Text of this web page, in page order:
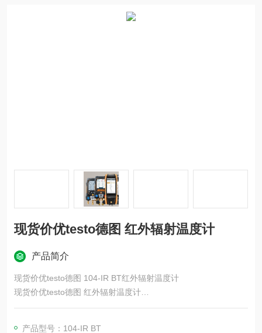
现货价优testo德图 红外辐射温度计
产品简介
现货价优testo德图 104-IR BT红外辐射温度计
现货价优testo德图 红外辐射温度计
testo 104-IR BT 红外辐射温度计和中心温度计是一款可靠的温度
产品型号：104-IR BT